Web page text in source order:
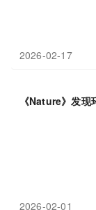
2026-02-17
《Nature》发现
2026-02-01